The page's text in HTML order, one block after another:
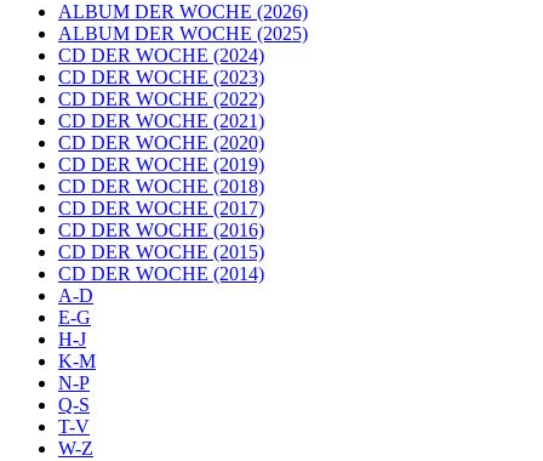
ALBUM DER WOCHE (2026)
ALBUM DER WOCHE (2025)
CD DER WOCHE (2024)
CD DER WOCHE (2023)
CD DER WOCHE (2022)
CD DER WOCHE (2021)
CD DER WOCHE (2020)
CD DER WOCHE (2019)
CD DER WOCHE (2018)
CD DER WOCHE (2017)
CD DER WOCHE (2016)
CD DER WOCHE (2015)
CD DER WOCHE (2014)
A-D
E-G
H-J
K-M
N-P
Q-S
T-V
W-Z